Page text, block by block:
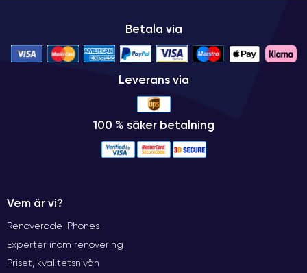
Betala via
Leverans via
100 % säker betalning
Vem är vi?
Renoverade iPhones
Experter inom renovering
Priset, kvalitetsnivån